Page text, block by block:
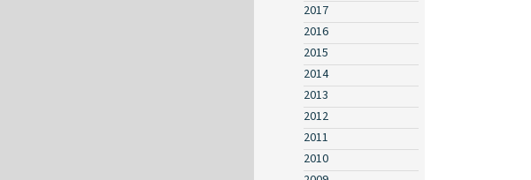
2017
2016
2015
2014
2013
2012
2011
2010